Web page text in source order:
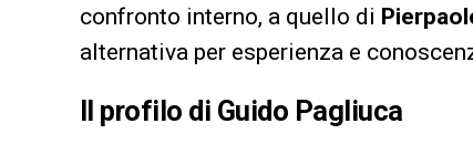
confronto interno, a quello di
alternativa per esperienza e
Il profilo di Guido Pagliuca